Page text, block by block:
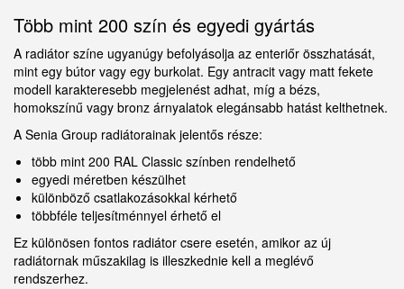
Több mint 200 szín és egyedi gyártás
A radiátor színe ugyanúgy befolyásolja az enteriőr összhatását,
mint egy bútor vagy egy burkolat. Egy antracit vagy matt fekete
modell karakteresebb megjelenést adhat, míg a bézs,
homokszínű vagy bronz árnyalatok elegánsabb hatást kelthetnek.
A Senia Group radiátorainak jelentős része:
több mint 200 RAL Classic színben rendelhető
egyedi méretben készülhet
különböző csatlakozásokkal kérhető
többféle teljesítménnyel érhető el
Ez különösen fontos radiátor csere esetén, amikor az új
radiátornak műszakilag is illeszkednie kell a meglévő
rendszerhez.